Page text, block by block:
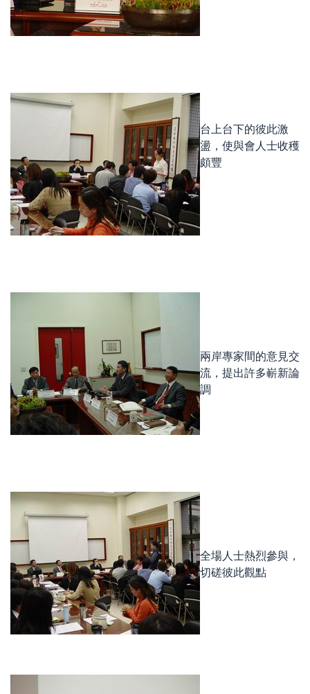
台上台下的彼此激
盪，使與會人士收穫
頗豐
兩岸專家間的意見交
流，提出許多嶄新論
調
全場人士熱烈參與，
切磋彼此觀點